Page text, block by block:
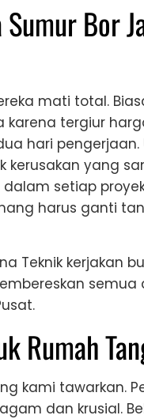
Bor
mati total.
tergiur
hari
yang
setiap
harus ganti
Teknik kerjakan
semua
Rumah
kami tawarkan.
dan krusial.